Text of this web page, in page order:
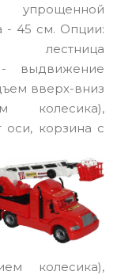
- 45 см. Опции:
лестница
- выдвижение
вверх-вниз
колесика),
оси, корзина с
колесика),